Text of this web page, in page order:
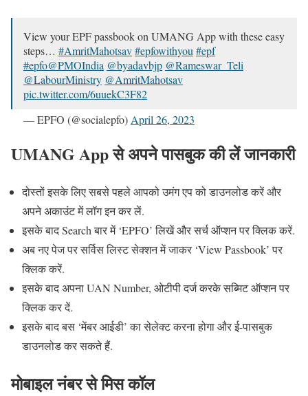
View your EPF passbook on UMANG App with these easy
steps… #AmritMahotsav#epfowithyou#epf
#epfo@PMOIndia @byadavbjp @Rameswar_Teli
@LabourMinistry @AmritMahotsav
pic.twitter.com/6uuekC3F82
— EPFO (@socialepfo)April 26, 2023
UMANG App से अपने पासबुक की लें जानकारी
दोस्तों इसके लिए सबसे पहले आपको उमंग एप को डाउनलोड करें और
अपने अकाउंट में लॉग इन कर लें.
इसके बाद Search बार में ‘EPFO’ लिखें और सर्च ऑप्शन पर क्लिक करें.
अब नए पेज पर सर्विस लिस्ट सेक्शन में जाकर ‘View Passbook’ पर
क्लिक करें.
इसके बाद अपना UAN Number, ओटीपी दर्ज करके सब्मिट ऑप्शन पर
क्लिक कर दें.
इसके बाद बस ‘मेंबर आईडी’ का सेलेक्ट करना होगा और ई-पासबुक
डाउनलोड कर सकते हैं.
मोबाइल नंबर से मिस कॉल